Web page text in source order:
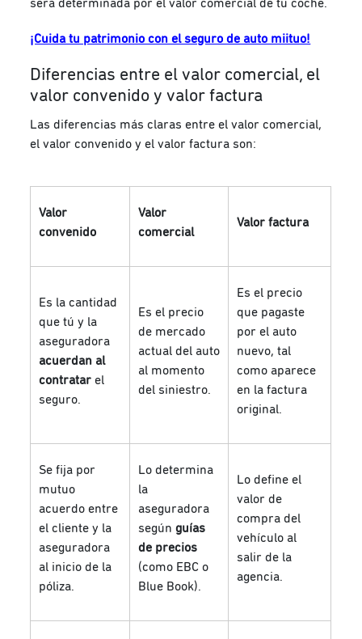
será determinada por el valor comercial de tu coche.
¡Cuida tu patrimonio con el seguro de auto miituo!
Diferencias entre el valor comercial, el
valor convenido y valor factura
Las diferencias más claras entre el valor comercial,
el valor convenido y el valor factura son:
Valor
convenido
Valor
comercial
Valor factura
Es la cantidad
que tú y la
aseguradora
acuerdan al
contratar el
seguro.
Es el precio
de mercado
actual del auto
al momento
del siniestro.
Es el precio
que pagaste
por el auto
nuevo, tal
como aparece
en la factura
original.
Se fija por
mutuo
acuerdo entre
el cliente y la
aseguradora
al inicio de la
póliza.
Lo determina
la
aseguradora
segúnguías
de precios
(como EBC o
Blue Book).
Lo define el
valor de
compra del
vehículo al
salir de la
agencia.